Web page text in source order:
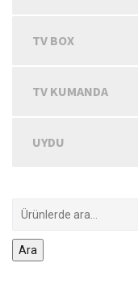
TV BOX
TV KUMANDA
UYDU
Ara